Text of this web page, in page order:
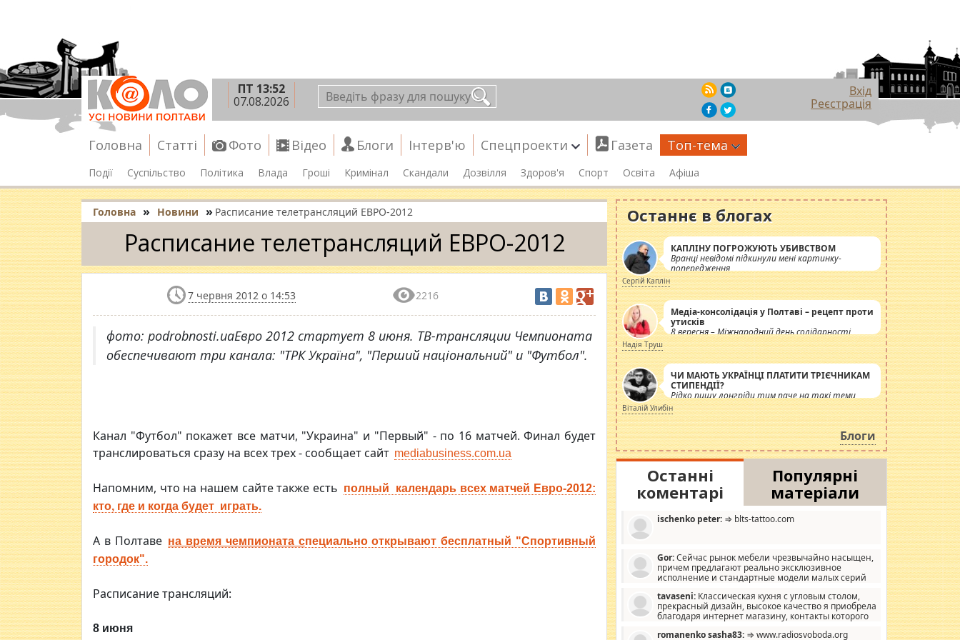
ПТ 13:52
07.08.2026
Вхід
Реєстрація
Головна Статті Фото Відео Блоги Інтерв'ю Спецпроекти Газета Топ-тема
Події Суспільство Політика Влада Гроші Кримінал Скандали Дозвілля Здоров'я Спорт Освіта Афіша
Головна » Новини » Расписание телетрансляций ЕВРО-2012
Расписание телетрансляций ЕВРО-2012
7 червня 2012 о 14:53 2216
фото: podrobnosti.uaЕвро 2012 стартует 8 июня. ТВ-трансляции Чемпионата
обеспечивают три канала: "ТРК Україна", "Перший національний" и "Футбол".
Канал "Футбол" покажет все матчи, "Украина" и "Первый" - по 16 матчей. Финал будет
транслироваться сразу на всех трех - сообщает сайт mediabusiness.com.ua
Напомним, что на нашем сайте также есть полный календарь всех матчей Евро-2012:
кто, где и когда будет играть.
А в Полтаве на время чемпионата специально открывают бесплатный "Спортивный
городок".
Расписание трансляций:
8 июня
Останнє в блогах
КАПЛІНУ ПОГРОЖУЮТЬ УБИВСТВОМ
Вранці невідомі підкинули мені картинку-
попередження
Сергій Каплін
Медіа-консолідація у Полтаві – рецепт проти
утисків
8 вересня – Міжнародний день солідарності
журналістів.
Надія Труш
ЧИ МАЮТЬ УКРАЇНЦІ ПЛАТИТИ ТРІЄЧНИКАМ
СТИПЕНДІЇ?
Рідко пишу лонгріди тим паче на такі теми,
але вже просто дістало! Обурюють сьогоднішні
інсенуації навколо стипендіального питання.
Штучно роздувається ще одна соціальна
катастрофа.
Віталій Улибін
Блоги
Останні
коментарі
Популярні
матеріали
ischenko peter: ⇒ blts-tattoo.com
Gor:Сейчас рынок мебели чрезвычайно насыщен,
причем предлагают реально эксклюзивное
исполнение и стандартные модели малых серий
дизайну, мало походит на стандартные формы, в MebelOk,
креативненько и что главное - со вкусом все в порядке,
без ненужных наворотов удорожающих мебель, а это не
tavaseni: Классическая кухня с угловым столом,
прекрасный дизайн, высокое качество я приобрела
благодаря интернет магазину, контакты которого
romanenko sasha83: ⇒ www.radiosvoboda.org